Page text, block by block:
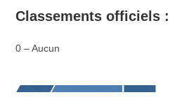
Classements officiels :
0 – Aucun